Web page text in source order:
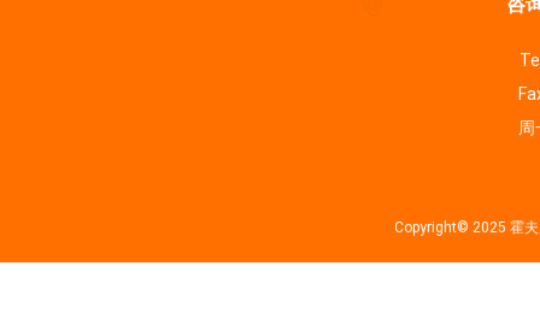
Copyright© 2025 霍